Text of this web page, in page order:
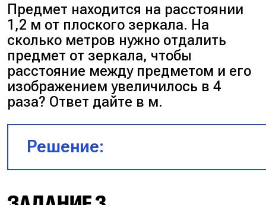
Расстояние между источником
изображением стало на 0,4 м
Ответ:0,2 м.
Предмет находится на расстоянии
1,2 м от плоского зеркала. На
сколько метров нужно отдалить
предмет от зеркала, чтобы
расстояние между предметом и его
изображением увеличилось в 4
раза? Ответ дайте в м.
Решение:
Обозначим x = 1,2 м.